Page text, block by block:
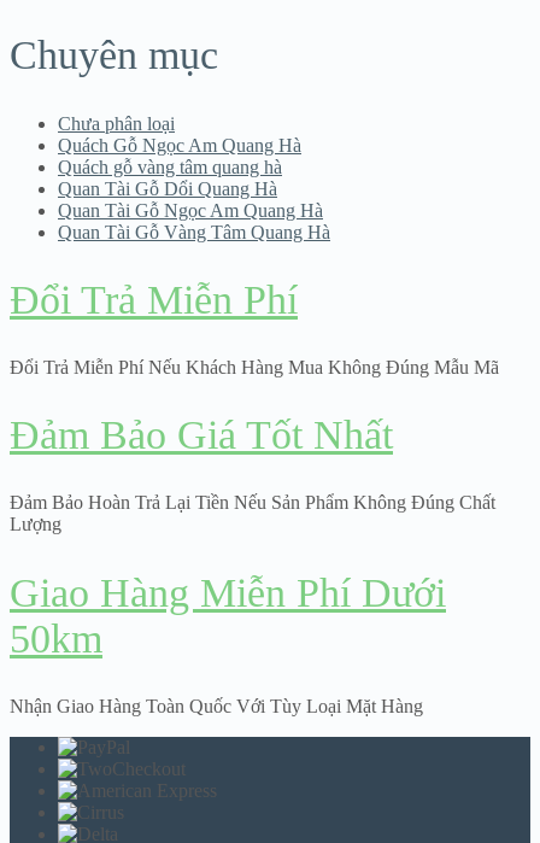
Chuyên mục
Chưa phân loại
Quách Gỗ Ngọc Am Quang Hà
Quách gỗ vàng tâm quang hà
Quan Tài Gỗ Dổi Quang Hà
Quan Tài Gỗ Ngọc Am Quang Hà
Quan Tài Gỗ Vàng Tâm Quang Hà
Đổi Trả Miễn Phí
Đổi Trả Miễn Phí Nếu Khách Hàng Mua Không Đúng Mẫu Mã
Đảm Bảo Giá Tốt Nhất
Đảm Bảo Hoàn Trả Lại Tiền Nếu Sản Phẩm Không Đúng Chất
Lượng
Giao Hàng Miễn Phí Dưới
50km
Nhận Giao Hàng Toàn Quốc Với Tùy Loại Mặt Hàng